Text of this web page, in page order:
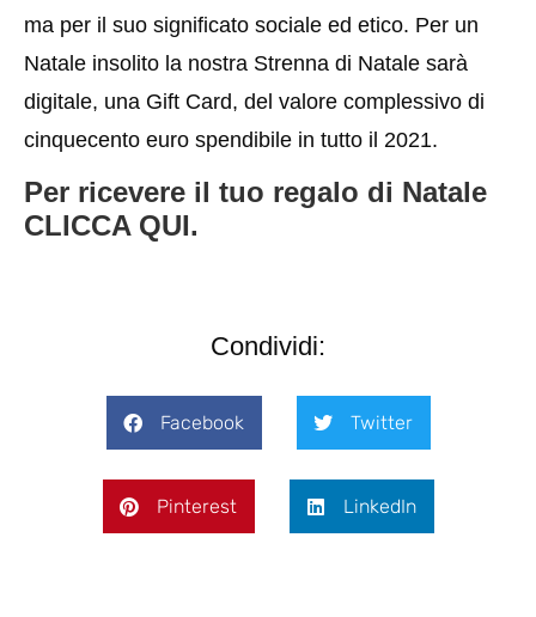
ma per il suo significato sociale ed etico. Per un
Natale insolito la nostra Strenna di Natale sarà
digitale, una Gift Card, del valore complessivo di
cinquecento euro spendibile in tutto il 2021.
Per ricevere il tuo regalo di Natale
CLICCA QUI.
Condividi:
Facebook Twitter
Pinterest LinkedIn